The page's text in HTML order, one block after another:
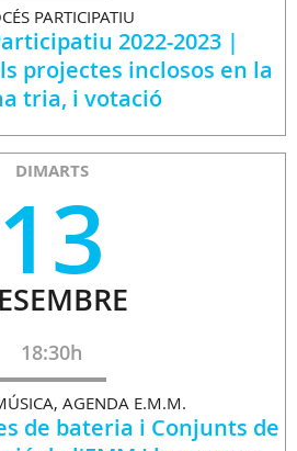
PARTICIPATIU
2022-2023 |
projectes inclosos en la
tria, i votació
DIMARTS
13
18:30h
AGENDA E.M.M.
de bateria i Conjunts de